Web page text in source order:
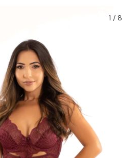
1 / 8